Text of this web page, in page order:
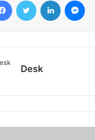
Desk